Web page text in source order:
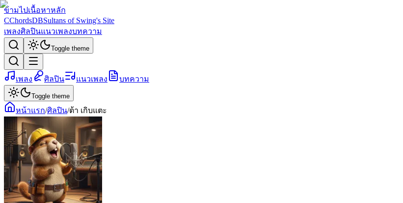
ข้ามไปเนื้อหาหลัก
CChordsDBSultans of Swing's Site
เพลงศิลปินแนวเพลงบทความ
Toggle theme
เพลง ศิลปิน แนวเพลง บทความ
Toggle theme
หน้าแรก/ศิลปิน/ต้า เกิบแตะ